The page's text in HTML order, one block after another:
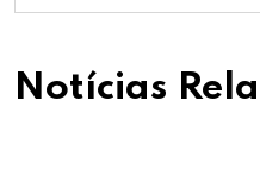
Notícias